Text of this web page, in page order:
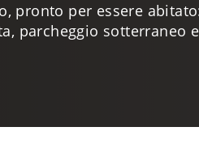
pronto per essere
parcheggio sotterraneo